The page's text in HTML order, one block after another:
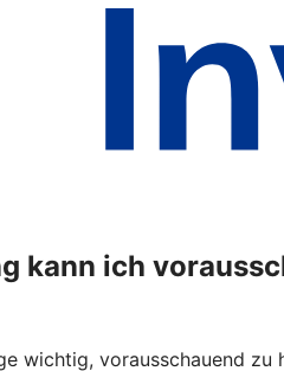
kann ich
wichtig, vorausschauend